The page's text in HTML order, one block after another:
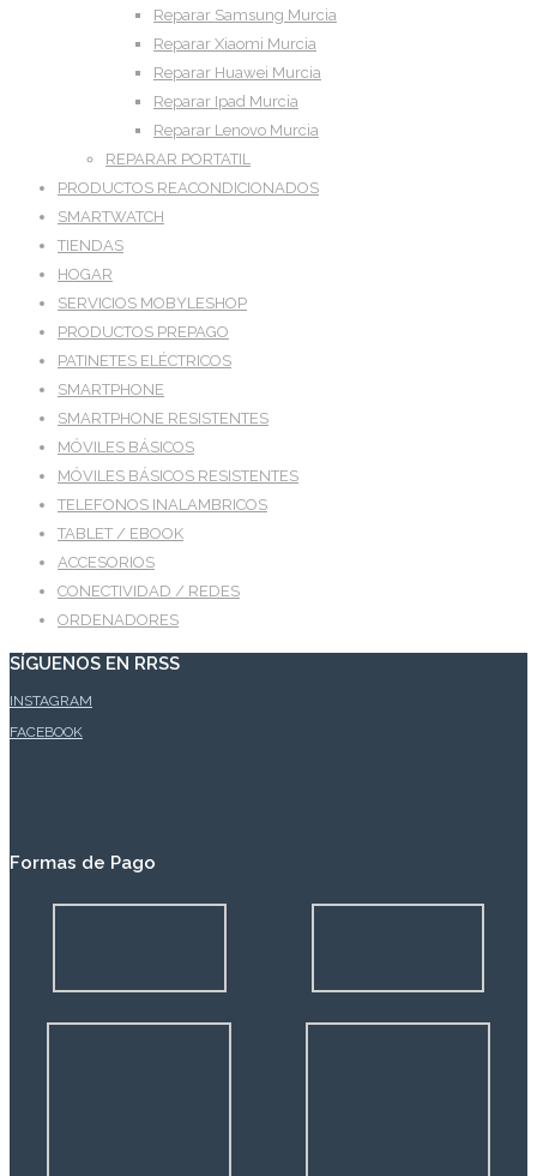
Reparar Samsung Murcia
Reparar Xiaomi Murcia
Reparar Huawei Murcia
Reparar Ipad Murcia
Reparar Lenovo Murcia
REPARAR PORTATIL
PRODUCTOS REACONDICIONADOS
SMARTWATCH
TIENDAS
HOGAR
SERVICIOS MOBYLESHOP
PRODUCTOS PREPAGO
PATINETES ELÉCTRICOS
SMARTPHONE
SMARTPHONE RESISTENTES
MÓVILES BÁSICOS
MÓVILES BÁSICOS RESISTENTES
TELEFONOS INALAMBRICOS
TABLET / EBOOK
ACCESORIOS
CONECTIVIDAD / REDES
ORDENADORES
SÍGUENOS EN RRSS
INSTAGRAM
FACEBOOK
Formas de Pago